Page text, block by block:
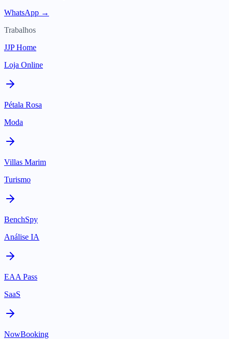
WhatsApp →
Trabalhos
JJP Home
Loja Online
Pétala Rosa
Moda
Villas Marim
Turismo
BenchSpy
Análise IA
EAA Pass
SaaS
NowBooking